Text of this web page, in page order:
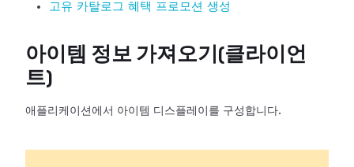
고유 카탈로그 혜택 프로모션 생성
아이템 정보 가져오기(클라이언
트)
애플리케이션에서 아이템 디스플레이를 구성합니다.